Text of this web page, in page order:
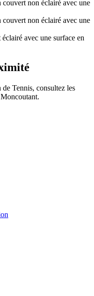
non éclairé avec une
non éclairé avec une
avec une surface en
de Tennis, consultez les
Moncoutant.